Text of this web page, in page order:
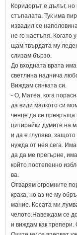
Коридорът е дълъг,
стъпалата. Тук има
извадил се
не го настъпя. Когато
щам твърдата му
слизам бързо.
До входната врата
светлина наднича
Виждам сянката си.
- О, Матеа, кога
да види малкото си
ченце да се превръща
цитирайки думите на
и да е глупаво,
нужда от нея сега.
да да ме прегърне,
който постепенно
ва.
Отварям огромните
крака, но аз не му
мание. Косата ми
челото.Навеждам се
и виждам как трепери.